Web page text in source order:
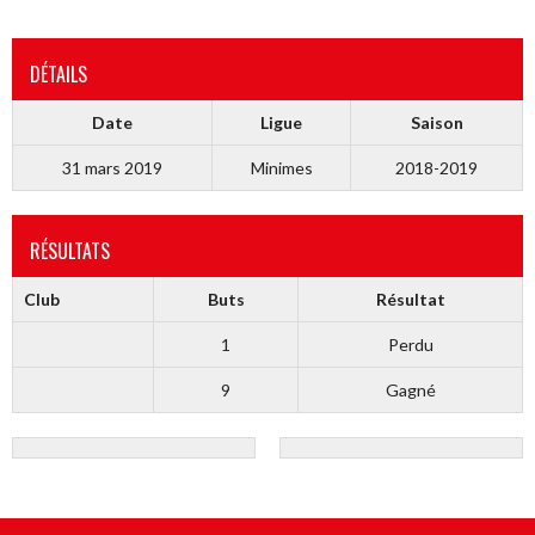
DÉTAILS
Date Ligue Saison
31 mars 2019 Minimes 2018-2019
RÉSULTATS
Club Buts Résultat
1 Perdu
9 Gagné